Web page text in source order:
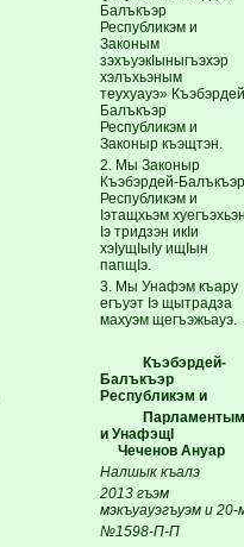
Балъкъэр
Республикэм и
Законым
зэхъуэкIыныгъэхэр
хэлъхьэным
теухуауэ»
Балъкъэр
Республикэм и
Законыр къэщтэн.
2. Мы Законыр
Къэбэрдей-
Республикэм и
Iэтащхьэм
Iэ тридзэн икIи
хэIущIыIу ищIын
папщIэ.
3. Мы Унафэм къару
егъуэт Iэ щытрадза
махуэм ще­гъэ­жьауэ.
Къэбэрдей-
Балъкъэр
Республикэм и
и УнафэщI
Чеченов Ануар
Налшык къалэ
2013 гъэм
мэкъуауэгъуэм и 20-
№1598-П-П